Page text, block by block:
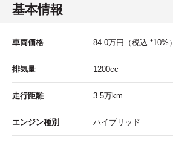
基本情報
車両価格 84.0万円 （税込 *10%）
排気量 1200cc
走行距離 3.5万km
エンジン種別 ハイブリッド